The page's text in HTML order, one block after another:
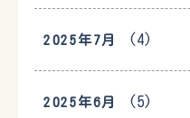
2025年7月 (4)
2025年6月 (5)